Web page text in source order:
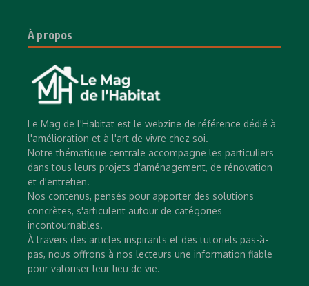
À propos
Le Mag de l'Habitat est le webzine de référence dédié à
l'amélioration et à l'art de vivre chez soi.
Notre thématique centrale accompagne les particuliers
dans tous leurs projets d'aménagement, de rénovation
et d'entretien.
Nos contenus, pensés pour apporter des solutions
concrètes, s'articulent autour de catégories
incontournables.
À travers des articles inspirants et des tutoriels pas-à-
pas, nous offrons à nos lecteurs une information fiable
pour valoriser leur lieu de vie.